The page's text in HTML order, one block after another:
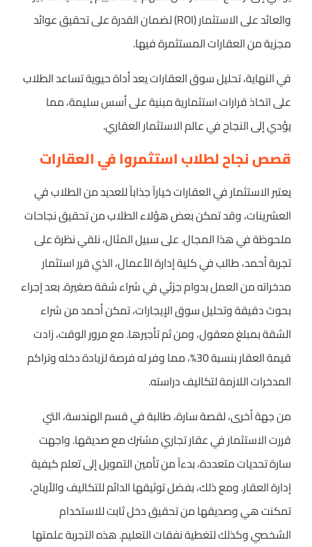
والعائد على الاستثمار (ROI) لضمان القدرة على تحقيق عوائد
مجزية من العقارات المستثمرة فيها.
في النهاية، تحليل سوق العقارات يعد أداة حيوية تساعد الطلاب
على اتخاذ قرارات استثمارية مبنية على أسس سليمة، مما
يؤدي إلى النجاح في عالم الاستثمار العقاري.
قصص نجاح لطلاب استثمروا في العقارات
يعتبر الاستثمار في العقارات خياراً جذاباً للعديد من الطلاب في
العشرينات، وقد تمكن بعض هؤلاء الطلاب من تحقيق نجاحات
ملحوظة في هذا المجال. على سبيل المثال، نلقي نظرة على
تجربة أحمد، طالب في كلية إدارة الأعمال، الذي قرر استثمار
مدخراته من العمل بدوام جزئي في شراء شقة صغيرة. بعد إجراء
بحوث دقيقة وتحليل سوق الإيجارات، تمكن أحمد من شراء
الشقة بمبلغ معقول، ومن ثم تأجيرها. مع مرور الوقت، زادت
قيمة العقار بنسبة 30%، مما وفر له فرصة لزيادة دخله وتراكم
المدخرات اللازمة لتكاليف دراسته.
من جهة أخرى، لقصة سارة، طالبة في قسم الهندسة، التي
قررت الاستثمار في عقار تجاري مشترك مع صديقها. واجهت
سارة تحديات متعددة، بدءاً من تأمين التمويل إلى تعلم كيفية
إدارة العقار. ومع ذلك، بفضل توثيقها الدائم للتكاليف والأرباح،
تمكنت هي وصديقها من تحقيق دخل ثابت للاستخدام
الشخصي وكذلك لتغطية نفقات التعليم. هذه التجربة علمتها